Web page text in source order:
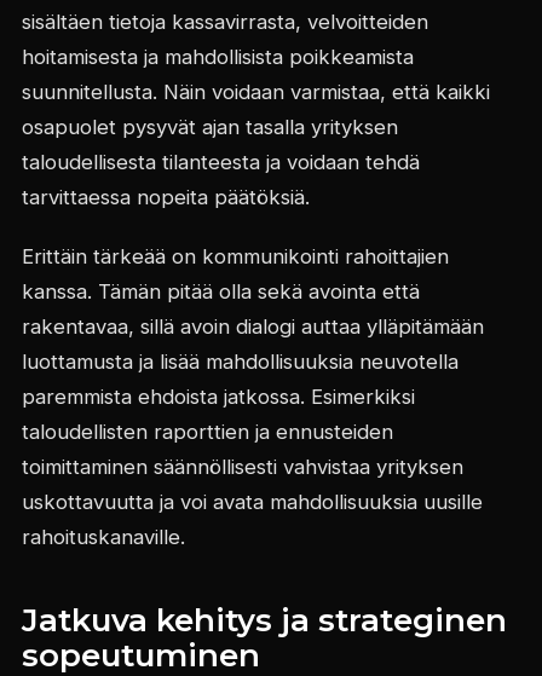
sisältäen tietoja kassavirrasta, velvoitteiden
hoitamisesta ja mahdollisista poikkeamista
suunnitellusta. Näin voidaan varmistaa, että kaikki
osapuolet pysyvät ajan tasalla yrityksen
taloudellisesta tilanteesta ja voidaan tehdä
tarvittaessa nopeita päätöksiä.
Erittäin tärkeää on kommunikointi rahoittajien
kanssa. Tämän pitää olla sekä avointa että
rakentavaa, sillä avoin dialogi auttaa ylläpitämään
luottamusta ja lisää mahdollisuuksia neuvotella
paremmista ehdoista jatkossa. Esimerkiksi
taloudellisten raporttien ja ennusteiden
toimittaminen säännöllisesti vahvistaa yrityksen
uskottavuutta ja voi avata mahdollisuuksia uusille
rahoituskanaville.
Jatkuva kehitys ja strateginen
sopeutuminen